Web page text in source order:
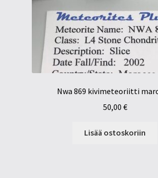
Nwa 869 kivimeteoriitti
50,00 €
Lisää ostoskoriin